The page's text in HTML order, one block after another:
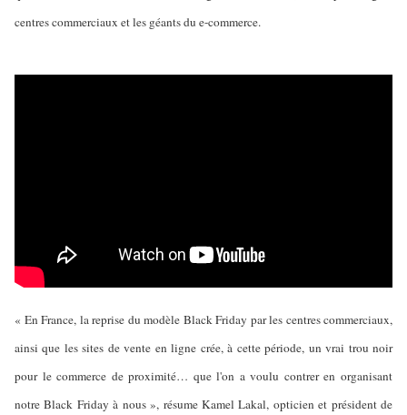
centres commerciaux et les géants du e-commerce.
« En France, la reprise du modèle Black Friday par les centres commerciaux,
ainsi que les sites de vente en ligne crée, à cette période, un vrai trou noir
pour le commerce de proximité… que l'on a voulu contrer en organisant
notre Black Friday à nous », résume Kamel Lakal, opticien et président de